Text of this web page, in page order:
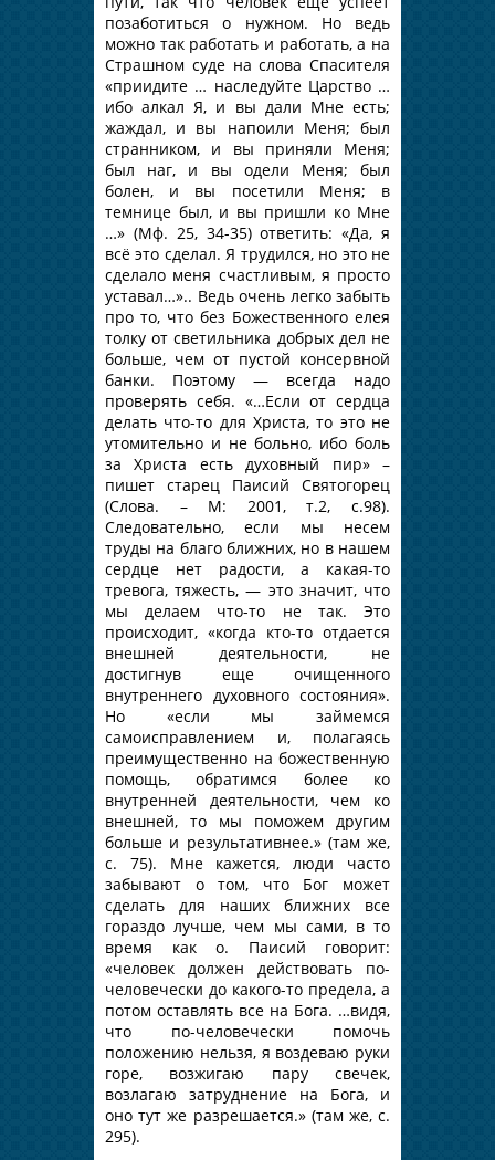
позаботиться о нужном. Но ведь
можно так работать и работать, а на
Страшном суде на слова Спасителя
«приидите … наследуйте Царство …
ибо алкал Я, и вы дали Мне есть;
жаждал, и вы напоили Меня; был
странником, и вы приняли Меня;
был наг, и вы одели Меня; был
болен, и вы посетили Меня; в
темнице был, и вы пришли ко Мне
…» (Мф. 25, 34-35) ответить: «Да, я
всё это сделал. Я трудился, но это не
сделало меня счастливым, я просто
уставал…».. Ведь очень легко забыть
про то, что без Божественного елея
толку от светильника добрых дел не
больше, чем от пустой консервной
банки. Поэтому — всегда надо
проверять себя. «…Если от сердца
делать что-то для Христа, то это не
утомительно и не больно, ибо боль
за Христа есть духовный пир» –
пишет старец Паисий Святогорец
(Слова. – М: 2001, т.2, с.98).
Следовательно, если мы несем
труды на благо ближних, но в нашем
сердце нет радости, а какая-то
тревога, тяжесть, — это значит, что
мы делаем что-то не так. Это
происходит, «когда кто-то отдается
внешней деятельности, не
достигнув еще очищенного
внутреннего духовного состояния».
Но «если мы займемся
самоисправлением и, полагаясь
преимущественно на божественную
помощь, обратимся более ко
внутренней деятельности, чем ко
внешней, то мы поможем другим
больше и результативнее.» (там же,
с. 75). Мне кажется, люди часто
забывают о том, что Бог может
сделать для наших ближних все
гораздо лучше, чем мы сами, в то
время как о. Паисий говорит:
«человек должен действовать по-
человечески до какого-то предела, а
потом оставлять все на Бога. …видя,
что по-человечески помочь
положению нельзя, я воздеваю руки
горе, возжигаю пару свечек,
возлагаю затруднение на Бога, и
оно тут же разрешается.» (там же, с.
295).